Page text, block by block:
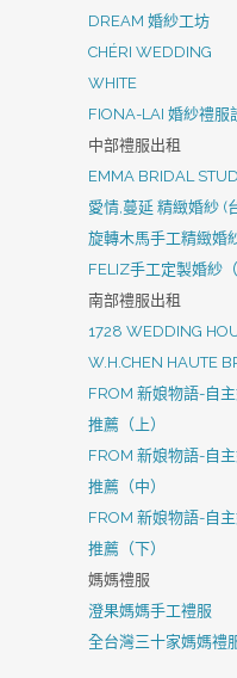
DREAM 婚紗工坊
CHÉRI WEDDING
WHITE
FIONA-LAI 婚紗禮服
中部禮服出租
EMMA BRIDAL
愛情,蔓延 精緻婚紗 (
旋轉木馬手工精緻婚
FELIZ手工定製婚紗（
南部禮服出租
1728 WEDDING
W.H.CHEN HAUTE
FROM 新娘物語-自
推薦（上）
FROM 新娘物語-自
推薦（中）
FROM 新娘物語-自
推薦（下）
媽媽禮服
澄果媽媽手工禮服
全台灣三十家媽媽禮